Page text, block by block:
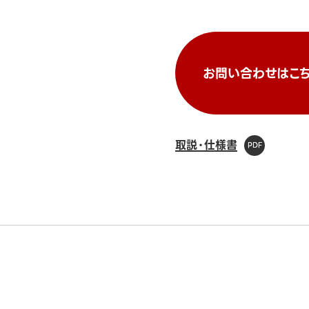
お問い合わせはこ
取説・仕様書